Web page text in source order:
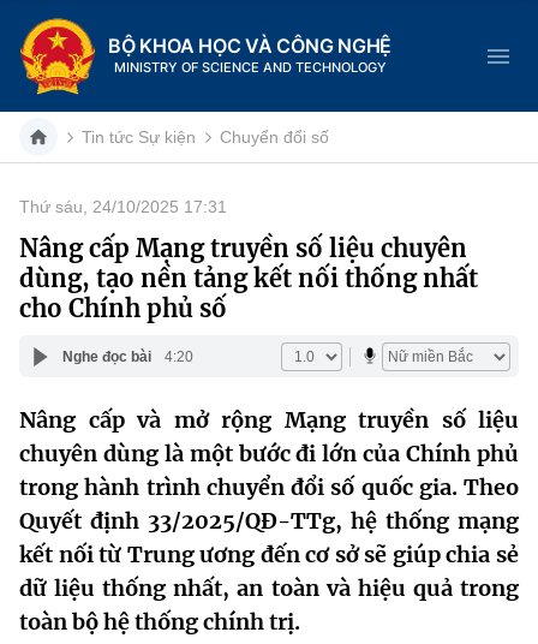
BỘ KHOA HỌC VÀ CÔNG NGHỆ
MINISTRY OF SCIENCE AND TECHNOLOGY
Danh mục
Trang chủ
Cơ cấu tổ chức
Lịch sử phát triển
Sở Khoa học và Công nghệ
Khoa học và Công nghệ
Đổi mới sáng tạo
Chuyển đổi số
Bưu chính, Viễn thông
Dịch vụ công
Hệ thống văn bản
Văn bản QPPL
Văn bản chỉ đạo điều hành
MST IOFFICE
THỐNG KÊ
Tin tức Sự kiện Chuyển đổi số
Thứ sáu, 24/10/2025 17:31
Nâng cấp Mạng truyền số liệu chuyên
dùng, tạo nền tảng kết nối thống nhất
cho Chính phủ số
Nghe đọc bài 4:20
Nâng cấp và mở rộng Mạng truyền số liệu
chuyên dùng là một bước đi lớn của Chính phủ
trong hành trình chuyển đổi số quốc gia. Theo
Quyết định 33/2025/QĐ-TTg, hệ thống mạng
kết nối từ Trung ương đến cơ sở sẽ giúp chia sẻ
dữ liệu thống nhất, an toàn và hiệu quả trong
toàn bộ hệ thống chính trị.